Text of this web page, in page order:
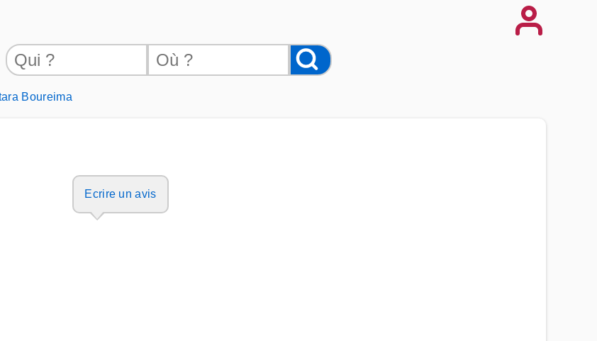
Boureima
Ecrire un avis